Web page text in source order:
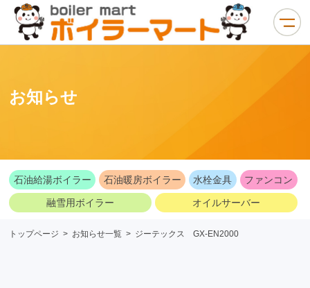
お知らせ
石油給湯ボイラー 石油暖房ボイラー 水栓金具 ファンコン
融雪用ボイラー オイルサーバー
トップページ > お知らせ一覧 > ジーテックス GX-EN2000